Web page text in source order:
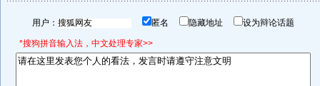
用户： 匿名 隐藏地址 设为辩论话题
*搜狗拼音输入法，中文处理专家>>